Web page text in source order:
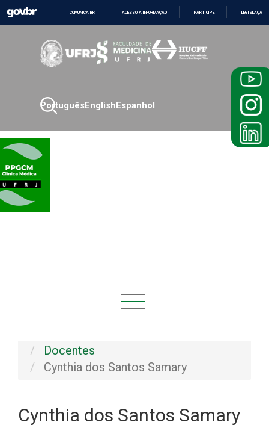
O
CONTEÚDO
COMUNICA BR ACESSO À INFORMAÇÃO PARTICIPE LEGISLAÇÃO
PortuguêsEnglishEspanhol
Docentes
Cynthia dos Santos Samary
Cynthia dos Santos Samary